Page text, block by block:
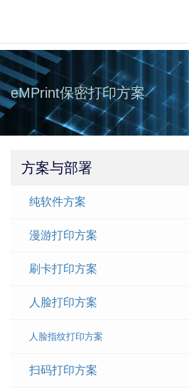
eMPrint保密打印方案
方案与部署
纯软件方案
漫游打印方案
刷卡打印方案
人脸打印方案
人脸指纹打印方案
扫码打印方案